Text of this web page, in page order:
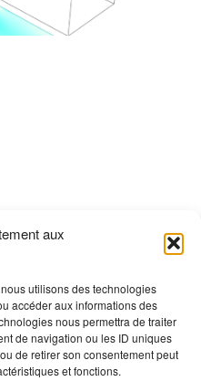
aux
utilisons des technologies
accéder aux informations des
nous permettra de traiter
de navigation ou les ID uniques
de retirer son consentement peut
et fonctions.